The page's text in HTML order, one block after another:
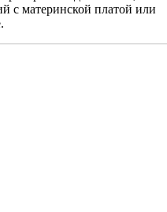
с материнской платой или